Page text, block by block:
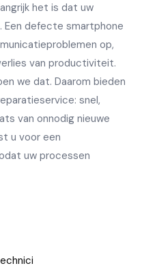
het is dat uw
Een defecte smartphone
op,
van productiviteit.
we dat. Daarom bieden
snel,
van onnodig nieuwe
u voor een
uw processen